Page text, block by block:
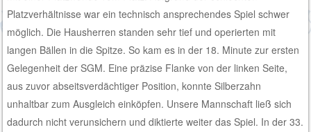
Platzverhältnisse war ein technisch ansprechendes Spiel schwer
möglich. Die Hausherren standen sehr tief und operierten mit
langen Bällen in die Spitze. So kam es in der 18. Minute zur ersten
Gelegenheit der SGM. Eine präzise Flanke von der linken Seite,
aus zuvor abseitsverdächtiger Position, konnte Silberzahn
unhaltbar zum Ausgleich einköpfen. Unsere Mannschaft ließ sich
dadurch nicht verunsichern und diktierte weiter das Spiel. In der 33.